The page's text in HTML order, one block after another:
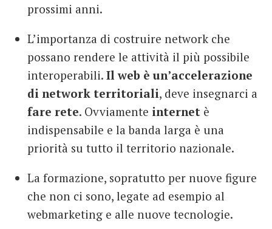
prossimi anni.
L’importanza di costruire network che
possano rendere le attività il più possibile
interoperabili. Il web è un’accelerazione
di network territoriali, deve insegnarci a
fare rete. Ovviamente internet è
indispensabile e la banda larga è una
priorità su tutto il territorio nazionale.
La formazione, sopratutto per nuove figure
che non ci sono, legate ad esempio al
webmarketing e alle nuove tecnologie.